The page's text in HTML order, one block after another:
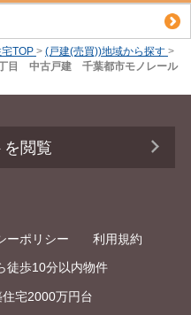
TOP > (戸建(売買))地域から探す >
目 中古戸建 千葉都市モノレール
を閲覧
ーポリシー 利用規約
徒歩10分以内物件
住宅2000万円台